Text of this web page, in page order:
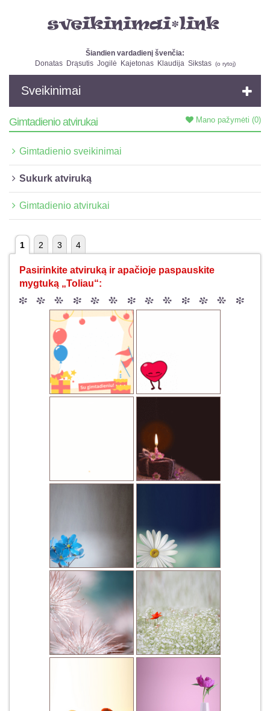
Šiandien vardadienį švenčia:
Donatas
Drąsutis Jogilė Kajetonas Klaudija Sikstas (o rytoj)
Sveikinimai
Mano pažymėti (0)
Gimtadienio atvirukai
Gimtadienio sveikinimai
Sukurk atviruką
Gimtadienio atvirukai
1 2 3 4
Pasirinkite atviruką ir apačioje paspauskite
mygtuką „Toliau“: